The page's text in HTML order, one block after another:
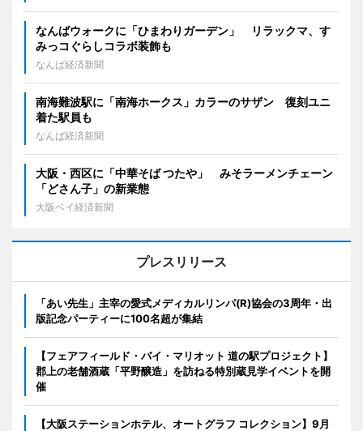
なんばウォークに「ひまわりガーデン」 リラックマ、す
みっコぐらしコラボ装飾も
なんば経済新聞
南海難波駅に「南海ホークス」カラーのサザン 復刻ユニ
着た駅員も
なんば経済新聞
大阪・西区に「中華そば つたや」 みそラーメンチェーン
「どさん子」の新業態
大阪ベイ経済新聞
プレスリリース
「あい先生」主宰の愛式メディカルリンパ(R)協会の3周年・出
版記念パーティーに100名超が集結
【フェアフィールド・バイ・マリオット 道の駅プロジェクト】
郡上の老舗酒蔵「平野醸造」を訪ねる特別蔵見学イベントを開
催
【大阪ステーションホテル、オートグラフ コレクション】9月